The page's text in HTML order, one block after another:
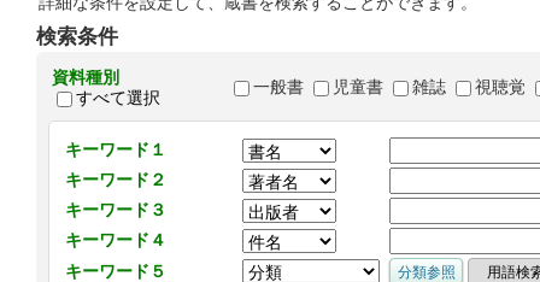
検索条件
資料種別
すべて選択
一般書 児童書 雑誌 視聴覚
キーワード１
キーワード２
キーワード３
キーワード４
キーワード５